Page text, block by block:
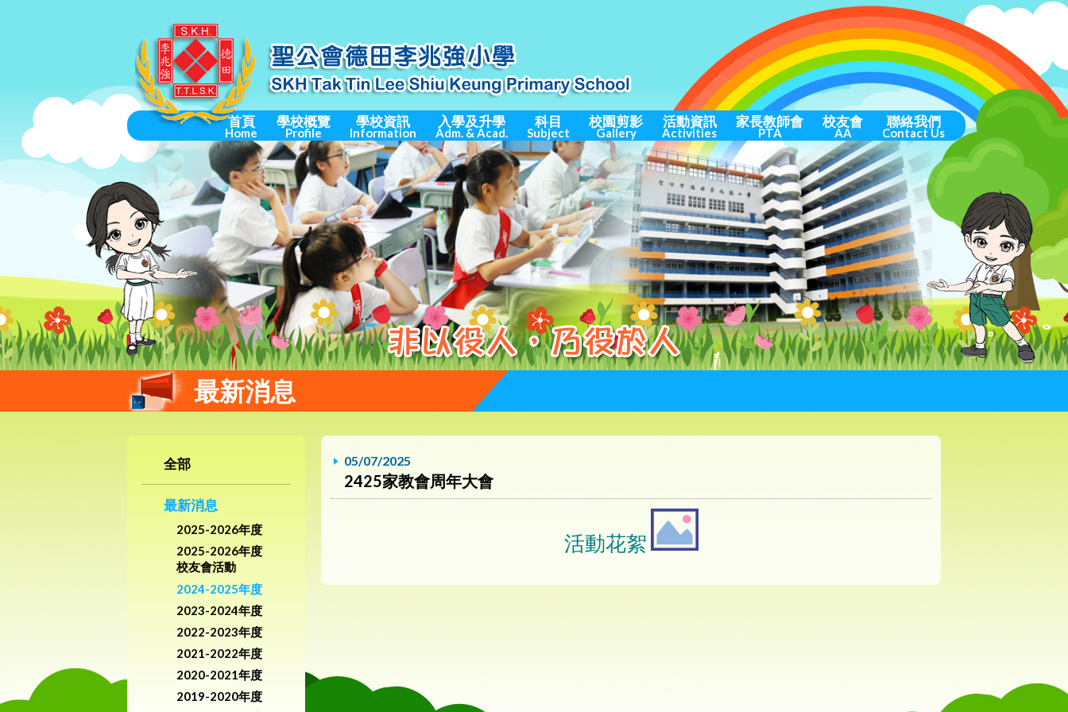
首頁
Home
學校概覽
Profile
學校資訊
Information
入學及升學
Adm. & Acad.
科目
Subject
校園剪影
Gallery
活動資訊
Activities
家長教師會
PTA
校友會
AA
聯絡我們
Contact Us
最新消息
全部
最新消息
2025-2026年度
2025-2026年度
校友會活動
2024-2025年度
2023-2024年度
2022-2023年度
2021-2022年度
2020-2021年度
2019-2020年度
05/07/2025
2425家教會周年大會
活動花絮